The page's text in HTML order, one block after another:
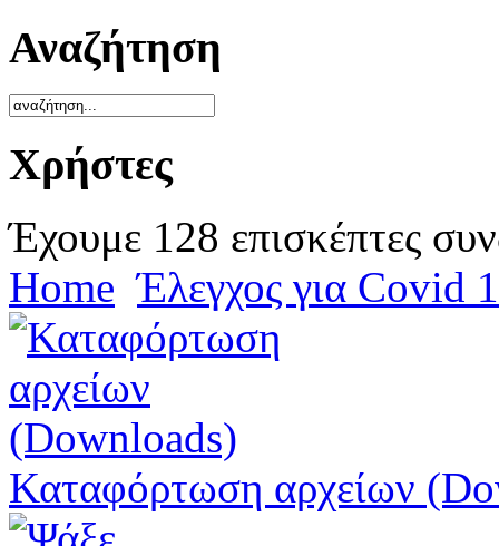
Αναζήτηση
Χρήστες
Έχουμε 128 επισκέπτες
Home Έλεγχος για Covid
Καταφόρτωση αρχείων